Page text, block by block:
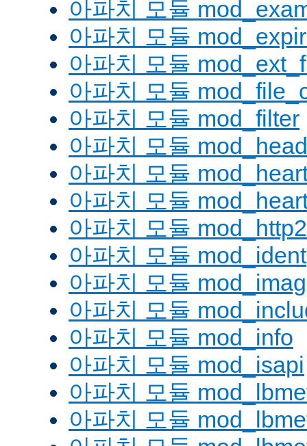
아파치 모듈
아파치 모듈
아파치 모듈
아파치 모듈
아파치 모듈 mod_filter
아파치 모듈
아파치 모듈
아파치 모듈
아파치 모듈 mod_http2
아파치 모듈 mod_ident
아파치 모듈
아파치 모듈
아파치 모듈 mod_info
아파치 모듈 mod_isapi
아파치 모듈
아파치 모듈